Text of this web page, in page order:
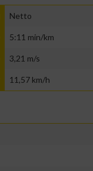
Netto
5:11 min/km
3,21 m/s
11,57 km/h